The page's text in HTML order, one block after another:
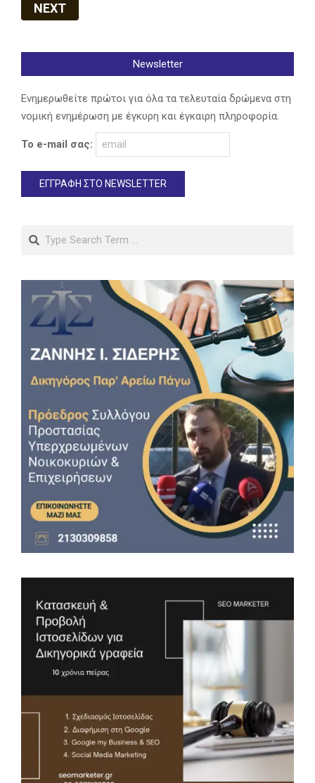
NEXT
Newsletter
Ενημερωθείτε πρώτοι για όλα τα τελευταία δρώμενα στη
νομική ενημέρωση με έγκυρη και έγκαιρη πληροφορία.
Το e-mail σας:
Search